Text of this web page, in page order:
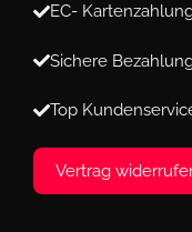
EC-
Sichere
Top
Vertrag